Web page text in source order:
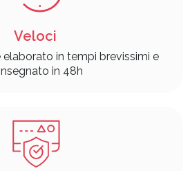
Veloci
elaborato in tempi brevissimi e
in 48h